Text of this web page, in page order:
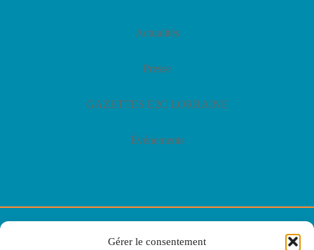
Gérer le consentement
Actualités
Presse
GAZETTES E2C LORRAINE
Événements
© E2C Lorraine